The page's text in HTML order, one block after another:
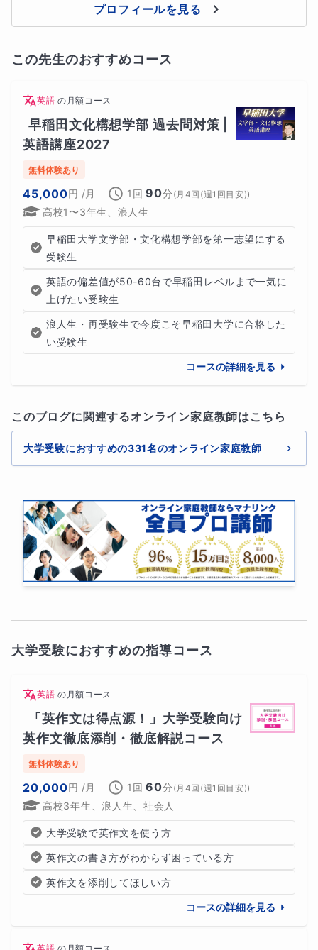
プロフィールを見る
この先生のおすすめコース
英語 の 月額コース
早稲田文化構想学部 過去問対策 |
英語講座2027
無料体験あり
45,000円 /月 1回 90分 ( 月4回(週1回目安))
高校1〜3年生、浪人生
早稲田大学文学部・文化構想学部を第一志望にする
受験生
英語の偏差値が50-60台で早稲田レベルまで一気に
上げたい受験生
浪人生・再受験生で今度こそ早稲田大学に合格した
い受験生
コースの詳細を見る
このブログに関連するオンライン家庭教師はこちら
大学受験におすすめの331名のオンライン家庭教師
大学受験におすすめの指導コース
英語 の 月額コース
「英作文は得点源！」大学受験向け
英作文徹底添削・徹底解説コース
無料体験あり
20,000円 /月 1回 60分 ( 月4回(週1回目安))
高校3年生、浪人生、社会人
大学受験で英作文を使う方
英作文の書き方がわからず困っている方
英作文を添削してほしい方
コースの詳細を見る